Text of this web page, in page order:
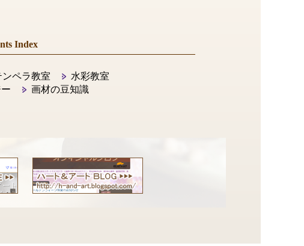
Index
ンペラ教室
水彩教室
画材の豆知識